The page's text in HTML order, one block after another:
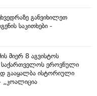
განვიხილეთ
საკითხები -
მიერ 8 აგვისტოს
საქართველოს ეროვნული
გააყალბა ისტორიული
„კოალიცია